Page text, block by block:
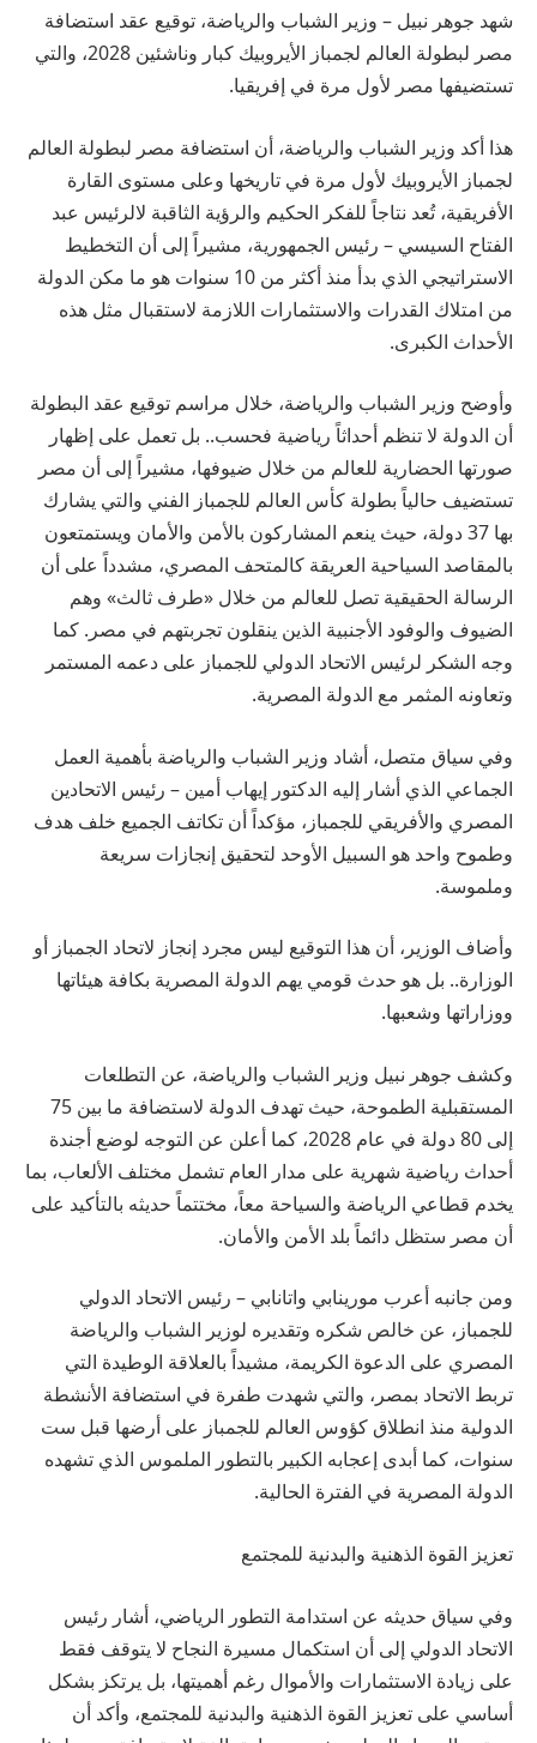
شهد جوهر نبيل – وزير الشباب والرياضة، توقيع عقد استضافة
مصر لبطولة العالم لجمباز الأيروبيك كبار وناشئين 2028، والتي
تستضيفها مصر لأول مرة في إفريقيا.
هذا أكد وزير الشباب والرياضة، أن استضافة مصر لبطولة العالم
لجمباز الأيروبيك لأول مرة في تاريخها وعلى مستوى القارة
الأفريقية، تُعد نتاجاً للفكر الحكيم والرؤية الثاقبة لالرئيس عبد
الفتاح السيسي – رئيس الجمهورية، مشيراً إلى أن التخطيط
الاستراتيجي الذي بدأ منذ أكثر من 10 سنوات هو ما مكن الدولة
من امتلاك القدرات والاستثمارات اللازمة لاستقبال مثل هذه
الأحداث الكبرى.
وأوضح وزير الشباب والرياضة، خلال مراسم توقيع عقد البطولة
أن الدولة لا تنظم أحداثاً رياضية فحسب.. بل تعمل على إظهار
صورتها الحضارية للعالم من خلال ضيوفها، مشيراً إلى أن مصر
تستضيف حالياً بطولة كأس العالم للجمباز الفني والتي يشارك
بها 37 دولة، حيث ينعم المشاركون بالأمن والأمان ويستمتعون
بالمقاصد السياحية العريقة كالمتحف المصري، مشدداً على أن
الرسالة الحقيقية تصل للعالم من خلال «طرف ثالث» وهم
الضيوف والوفود الأجنبية الذين ينقلون تجربتهم في مصر. كما
وجه الشكر لرئيس الاتحاد الدولي للجمباز على دعمه المستمر
وتعاونه المثمر مع الدولة المصرية.
وفي سياق متصل، أشاد وزير الشباب والرياضة بأهمية العمل
الجماعي الذي أشار إليه الدكتور إيهاب أمين – رئيس الاتحادين
المصري والأفريقي للجمباز، مؤكداً أن تكاتف الجميع خلف هدف
وطموح واحد هو السبيل الأوحد لتحقيق إنجازات سريعة
وملموسة.
وأضاف الوزير، أن هذا التوقيع ليس مجرد إنجاز لاتحاد الجمباز أو
الوزارة.. بل هو حدث قومي يهم الدولة المصرية بكافة هيئاتها
ووزاراتها وشعبها.
وكشف جوهر نبيل وزير الشباب والرياضة، عن التطلعات
المستقبلية الطموحة، حيث تهدف الدولة لاستضافة ما بين 75
إلى 80 دولة في عام 2028، كما أعلن عن التوجه لوضع أجندة
أحداث رياضية شهرية على مدار العام تشمل مختلف الألعاب، بما
يخدم قطاعي الرياضة والسياحة معاً، مختتماً حديثه بالتأكيد على
أن مصر ستظل دائماً بلد الأمن والأمان.
ومن جانبه أعرب مورينابي واتانابي – رئيس الاتحاد الدولي
للجمباز، عن خالص شكره وتقديره لوزير الشباب والرياضة
المصري على الدعوة الكريمة، مشيداً بالعلاقة الوطيدة التي
تربط الاتحاد بمصر، والتي شهدت طفرة في استضافة الأنشطة
الدولية منذ انطلاق كؤوس العالم للجمباز على أرضها قبل ست
سنوات، كما أبدى إعجابه الكبير بالتطور الملموس الذي تشهده
الدولة المصرية في الفترة الحالية.
تعزيز القوة الذهنية والبدنية للمجتمع
وفي سياق حديثه عن استدامة التطور الرياضي، أشار رئيس
الاتحاد الدولي إلى أن استكمال مسيرة النجاح لا يتوقف فقط
على زيادة الاستثمارات والأموال رغم أهميتها، بل يرتكز بشكل
أساسي على تعزيز القوة الذهنية والبدنية للمجتمع، وأكد أن